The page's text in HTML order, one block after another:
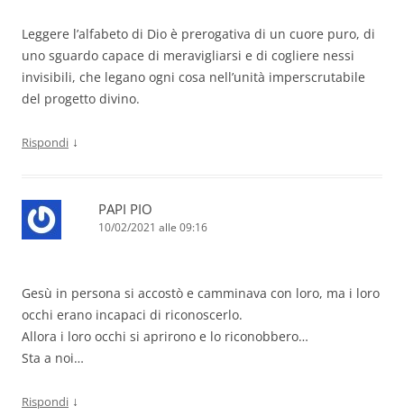
Leggere l’alfabeto di Dio è prerogativa di un cuore puro, di
uno sguardo capace di meravigliarsi e di cogliere nessi
invisibili, che legano ogni cosa nell’unità imperscrutabile
del progetto divino.
Rispondi ↓
PAPI PIO
10/02/2021 alle 09:16
Gesù in persona si accostò e camminava con loro, ma i loro
occhi erano incapaci di riconoscerlo.
Allora i loro occhi si aprirono e lo riconobbero…
Sta a noi…
Rispondi ↓